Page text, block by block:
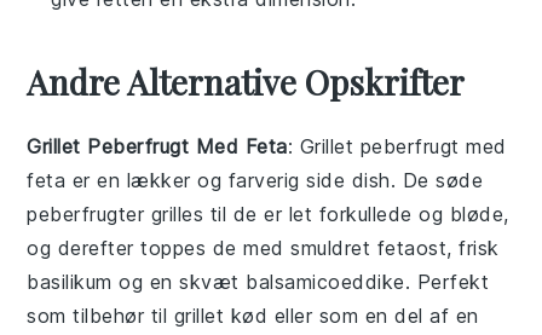
Andre Alternative Opskrifter
Grillet Peberfrugt Med Feta: Grillet peberfrugt med
feta er en lækker og farverigside dish. De søde
peberfrugter grilles til de er let forkullede og bløde,
og derefter toppes de med smuldret fetaost, frisk
basilikum og en skvæt balsamicoeddike. Perfekt
som tilbehør til grillet kød eller som en del af en